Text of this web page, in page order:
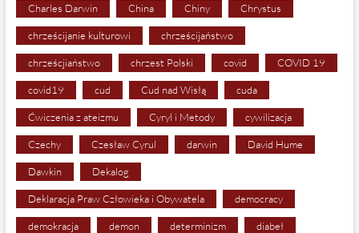
Charles Darwin China Chiny Chrystus
chrześcijanie kulturowi chrześcijaństwo
chrześcjiaństwo chrzest Polski covid COVID 19
covid19 cud Cud nad Wisłą cuda
Ćwiczenia z ateizmu Cyryl i Metody cywilizacja
Czechy Czesław Cyrul darwin David Hume
Dawkin Dekalog
Deklaracja Praw Człowieka i Obywatela democracy
demokracja demon determinizm diabeł